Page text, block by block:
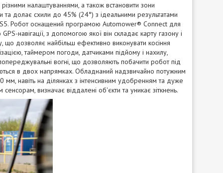
налаштуваннями, а також встановити зони
та долає схили до 45% (24°) з ідеальними результатами
Робот оснащений програмою Automower® Connect для
навігації, з допомогою якої він складає карту газону і
що дозволяє найбільш ефективно виконувати косіння
таймером погоди, датчиками підйому і нахилу,
вогні, що дозволяють побачити робот під
в двох напрямках. Обладнаний надзвичайно потужним
навіть на ділянках з інтенсивним удобренням та дуже
визначає віддалені об'єкти та уникає зіткнень.